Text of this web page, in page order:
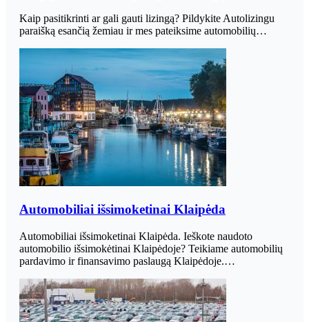
Kaip pasitikrinti ar gali gauti lizingą? Pildykite Autolizingu
paraišką esančią žemiau ir mes pateiksime automobilių…
Automobiliai išsimoketinai Klaipėda
Automobiliai išsimoketinai Klaipėda. Ieškote naudoto
automobilio išsimokėtinai Klaipėdoje? Teikiame automobilių
pardavimo ir finansavimo paslaugą Klaipėdoje.…